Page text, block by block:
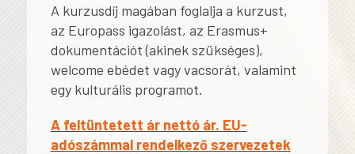
A kurzusdíj magában foglalja a kurzust,
az Europass igazolást, az Erasmus+
dokumentációt (akinek szükséges),
welcome ebédet vagy vacsorát, valamint
egy kulturális programot.
A feltüntetett ár nettó ár. EU-
adószámmal rendelkező szervezetek